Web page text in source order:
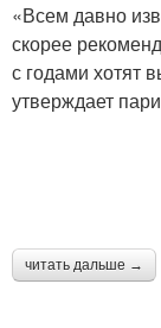
«Всем давно
скорее
с годами хотят
утверждает
читать дальше →